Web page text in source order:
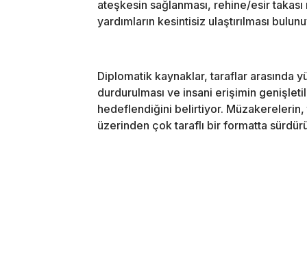
ateşkesin sağlanması, rehine/esir
yardımların kesintisiz ulaştırılması
Diplomatik kaynaklar, taraflar arasında
durdurulması ve insani erişimin
hedeflendiğini belirtiyor. Müzakerelerin,
üzerinden çok taraflı bir formatta